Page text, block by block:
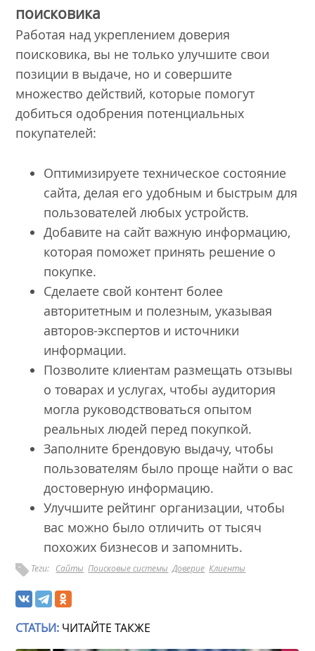
поисковика
Работая над укреплением доверия
поисковика, вы не только улучшите свои
позиции в выдаче, но и совершите
множество действий, которые помогут
добиться одобрения потенциальных
покупателей:
Оптимизируете техническое состояние
сайта, делая его удобным и быстрым для
пользователей любых устройств.
Добавите на сайт важную информацию,
которая поможет принять решение о
покупке.
Сделаете свой контент более
авторитетным и полезным, указывая
авторов-экспертов и источники
информации.
Позволите клиентам размещать отзывы
о товарах и услугах, чтобы аудитория
могла руководствоваться опытом
реальных людей перед покупкой.
Заполните брендовую выдачу, чтобы
пользователям было проще найти о вас
достоверную информацию.
Улучшите рейтинг организации, чтобы
вас можно было отличить от тысяч
похожих бизнесов и запомнить.
Теги: Сайты Поисковые системы Доверие Клиенты
СТАТЬИ: ЧИТАЙТЕ ТАКЖЕ